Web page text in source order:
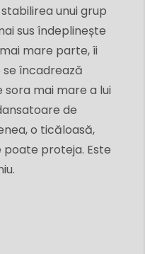
unui grup
sus îndeplinește
mare parte, îi
încadrează
sora mai mare a lui
de
o ticăloasă,
proteja. Este